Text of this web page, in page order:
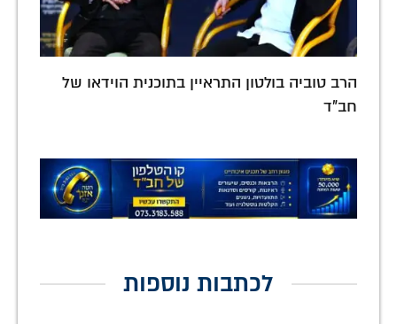
הרב טוביה בולטון התראיין בתוכנית הוידאו של
חב"ד
לכתבות נוספות